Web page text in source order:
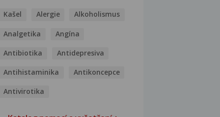
Kašel Alergie Alkoholismus
Analgetika Angína
Antibiotika Antidepresiva
Antihistaminika Antikoncepce
Antivirotika